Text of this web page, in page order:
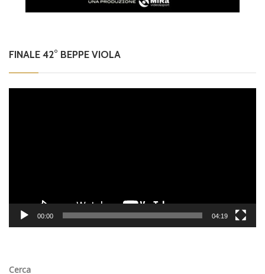
FINALE 42° BEPPE VIOLA
00:00 04:19
Cerca